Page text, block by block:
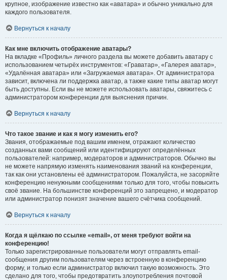
крупное, изображение известно как «аватара» и обычно уникально для
каждого пользователя.
Вернуться к началу
Как мне включить отображение аватары?
На вкладке «Профиль» личного раздела вы можете добавить аватару с
использованием четырёх инструментов: «Граватар», «Галерея аватар»,
«Удалённая аватара» или «Загружаемая аватара». От администратора
зависит, включена ли поддержка аватар, а также какие типы аватар могут
быть доступны. Если вы не можете использовать аватары, свяжитесь с
администратором конференции для выяснения причин.
Вернуться к началу
Что такое звание и как я могу изменить его?
Звания, отображаемые под вашим именем, отражают количество
созданных вами сообщений или идентифицируют определённых
пользователей: например, модераторов и администраторов. Обычно вы
не можете напрямую изменять наименования званий на конференции,
так как они установлены её администратором. Пожалуйста, не засоряйте
конференцию ненужными сообщениями только для того, чтобы повысить
своё звание. На большинстве конференций это запрещено, и модератор
или администратор понизят значение вашего счётчика сообщений.
Вернуться к началу
Когда я щёлкаю по ссылке «email», от меня требуют войти на
конференцию!
Только зарегистрированные пользователи могут отправлять email-
сообщения другим пользователям через встроенную в конференцию
форму, и только если администратор включил такую возможность. Это
сделано для того, чтобы предотвратить злоупотребления почтовой